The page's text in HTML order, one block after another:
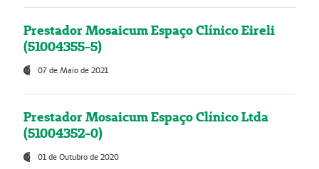
Prestador Mosaicum Espaço Clínico Eireli
(51004355-5)
07 de Maio de 2021
Prestador Mosaicum Espaço Clínico Ltda
(51004352-0)
01 de Outubro de 2020